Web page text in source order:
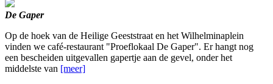
De Gaper
Op de hoek van de Heilige Geeststraat en het Wilhelminaplein
vinden we café-restaurant "Proeflokaal De Gaper". Er hangt nog
een bescheiden uitgevallen gapertje aan de gevel, onder het
middelste van [meer]